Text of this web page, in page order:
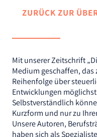
Kooperationen
Warnhinweise
Impressum
Datenschutz
ZURÜCK ZUR
Mit unserer Zeitschrift
Medium geschaffen,
Reihenfolge über
Entwicklungen
Selbstverständlich
Kurzform und nur zu
Unsere Autoren,
haben sich als